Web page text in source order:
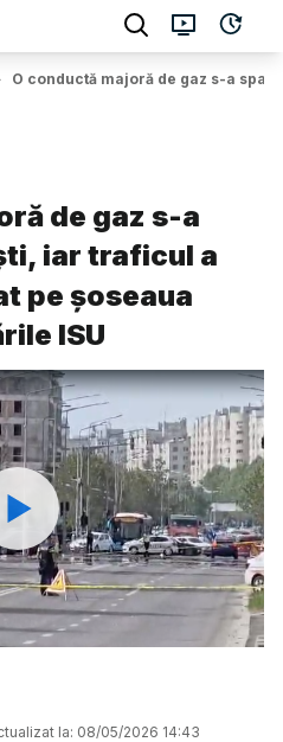
O conductă majoră de gaz s-a
de gaz s-a
iar traficul a
pe șoseaua
ISU
Watch
la: 08/05/2026 14:43